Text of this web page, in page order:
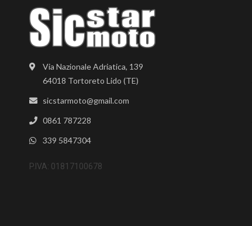
Via Nazionale Adriatica, 139
64018 Tortoreto Lido (TE)
sicstarmoto@gmail.com
0861 787228
339 5847304
P.IVA: 01817100678